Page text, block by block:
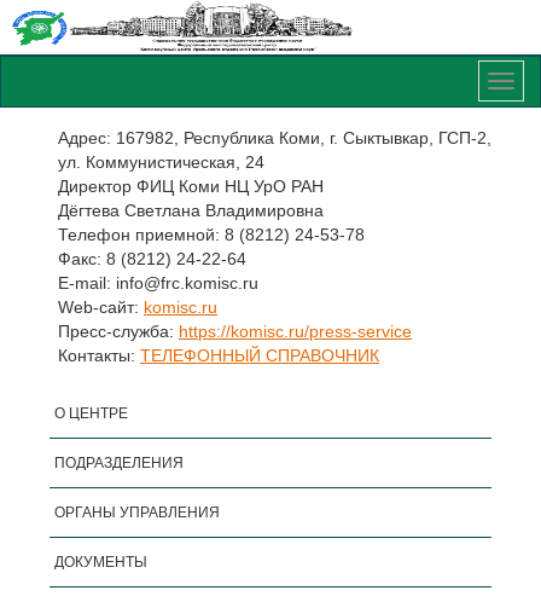
Адрес: 167982, Республика Коми, г. Сыктывкар, ГСП-2,
ул. Коммунистическая, 24
Директор ФИЦ Коми НЦ УрО РАН
Дёгтева Светлана Владимировна
Телефон приемной: 8 (8212) 24-53-78
Факс: 8 (8212) 24-22-64
E-mail: info@frc.komisc.ru
Web-сайт: komisc.ru
Пресс-служба: https://komisc.ru/press-service
Контакты: ТЕЛЕФОННЫЙ СПРАВОЧНИК
О ЦЕНТРЕ
ПОДРАЗДЕЛЕНИЯ
ОРГАНЫ УПРАВЛЕНИЯ
ДОКУМЕНТЫ